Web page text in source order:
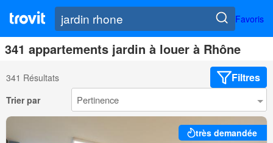
Favoris
341 appartements jardin à louer à Rhône
341 Résultats Filtres
Trier par
très demandée